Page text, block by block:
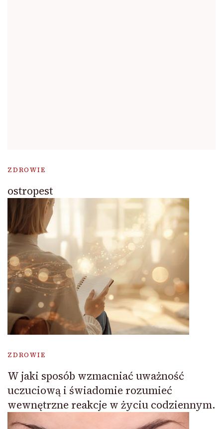
ZDROWIE
ostropest
ZDROWIE
W jaki sposób wzmacniać uważność
uczuciową i świadomie rozumieć
wewnętrzne reakcje w życiu codziennym.